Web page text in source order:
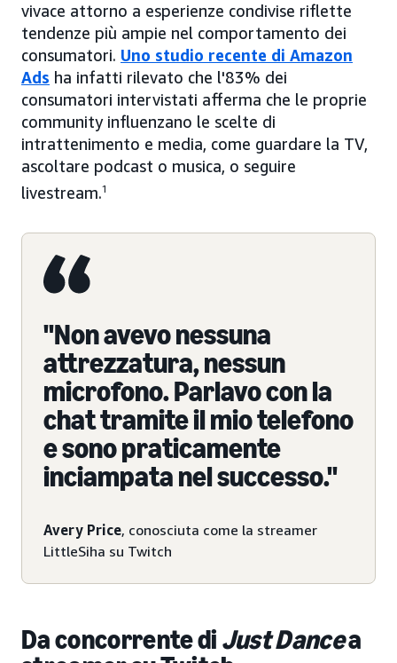
vivace attorno a esperienze condivise riflette
tendenze più ampie nel comportamento dei
consumatori. Uno studio recente di Amazon
Ads ha infatti rilevato che l'83% dei
consumatori intervistati afferma che le proprie
community influenzano le scelte di
intrattenimento e media, come guardare la TV,
ascoltare podcast o musica, o seguire
livestream.1
"Non avevo nessuna
attrezzatura, nessun
microfono. Parlavo con la
chat tramite il mio telefono
e sono praticamente
inciampata nel successo."
Avery Price, conosciuta come la streamer
LittleSiha su Twitch
Da concorrente diJust Dancea